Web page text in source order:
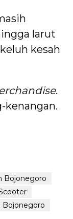
larut
kesah
.
kenangan.
Bojonegoro
Bojonegoro